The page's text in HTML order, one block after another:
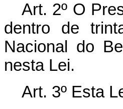
Art. 2º O
dentro de
Nacional do
nesta Lei.
Art. 3º Esta